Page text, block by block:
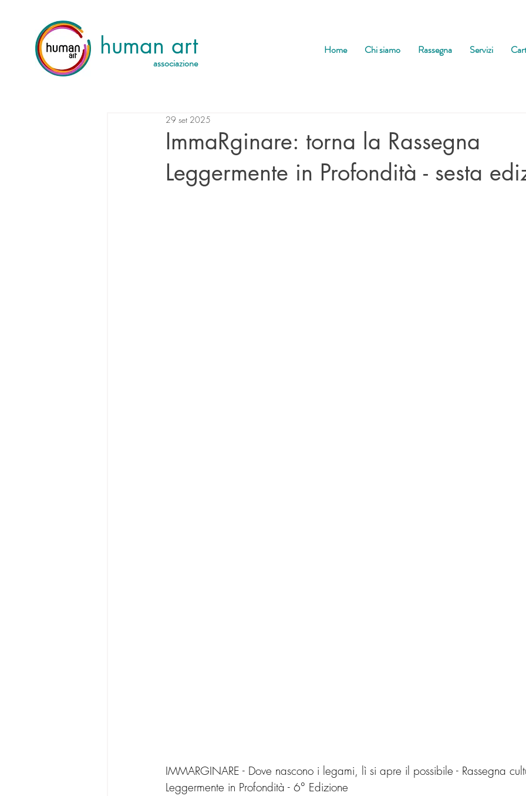
human art
associazione
Home Chi siamo Rassegna Servizi
ImmaRginare: torna la Rassegna
Leggermente in Profondità - sesta
29 set 2025
IMMARGINARE - Dove nascono i legami, lì si apre il possibile - Rassegna
Leggermente in Profondità - 6° Edizione